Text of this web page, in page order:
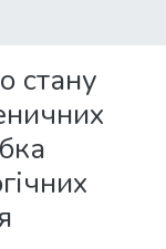
стану